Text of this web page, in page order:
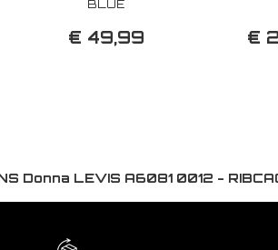
BLUE
€ 49,99 €
Donna LEVIS A6081 0012 -